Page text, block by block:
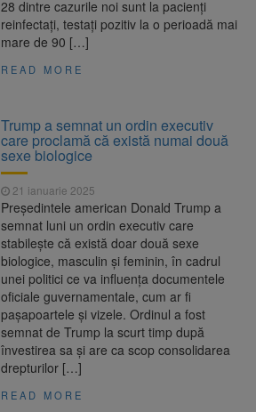
28 dintre cazurile noi sunt la pacienți
reinfectați, testați pozitiv la o perioadă mai
mare de 90 […]
READ MORE
Trump a semnat un ordin executiv
care proclamă că există numai două
sexe biologice
21 ianuarie 2025
Președintele american Donald Trump a
semnat luni un ordin executiv care
stabilește că există doar două sexe
biologice, masculin și feminin, în cadrul
unei politici ce va influența documentele
oficiale guvernamentale, cum ar fi
pașapoartele și vizele. Ordinul a fost
semnat de Trump la scurt timp după
învestirea sa și are ca scop consolidarea
drepturilor […]
READ MORE